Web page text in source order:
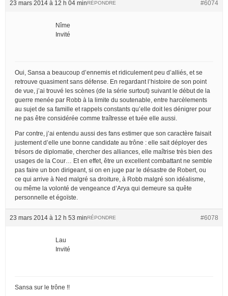
23 mars 2014 à 12 h 04 min #6074
RÉPONDRE
Nîme
Invité
Oui, Sansa a beaucoup d’ennemis et ridiculement peu d’alliés, et se
retrouve quasiment sans défense. En regardant l’histoire de son point
de vue, j’ai trouvé les scènes (de la série surtout) suivant le début de la
guerre menée par Robb à la limite du soutenable, entre harcèlements
au sujet de sa famille et rappels constants qu’elle doit les dénigrer pour
ne pas être considérée comme traîtresse et tuée elle aussi.
Par contre, j’ai entendu aussi des fans estimer que son caractère faisait
justement d’elle une bonne candidate au trône : elle sait déployer des
trésors de diplomatie, chercher des alliances, elle maîtrise très bien des
usages de la Cour… Et en effet, être un excellent combattant ne semble
pas faire un bon dirigeant, si on en juge par le désastre de Robert, ou
ce qui arrive à Ned malgré sa droiture, à Robb malgré son idéalisme,
ou même la volonté de vengeance d’Arya qui demeure sa quête
personnelle et égoïste.
23 mars 2014 à 12 h 53 min #6078
RÉPONDRE
Lau
Invité
Sansa sur le trône !!